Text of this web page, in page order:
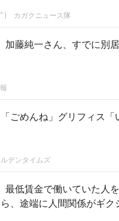
)ゞカガクニュース隊
加藤純一さん、すでに別
ごめんね」グリフィス
デンタイムズ
最低賃金で働いていた人
、途端に人間関係がギ